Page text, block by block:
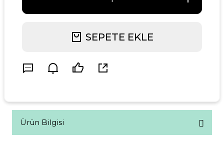
SEPETE EKLE
Ürün Bilgisi